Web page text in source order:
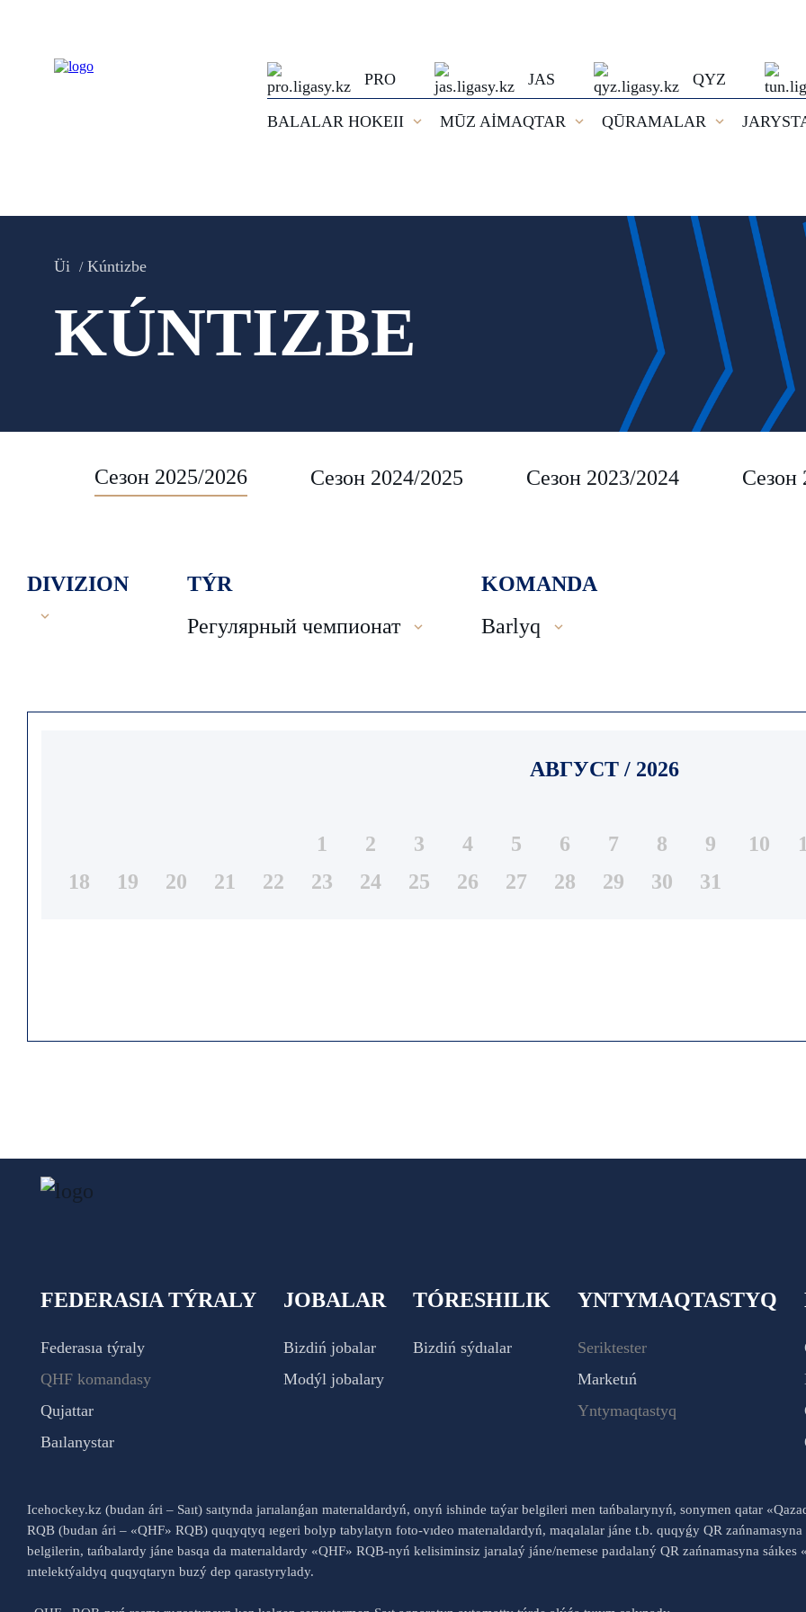
PRO JAS QYZ
BALALAR HOKEII
MŪZ AİMAQTAR QŪRAMALAR
Üi Kúntizbe
KÚNTIZBE
Сезон 2025/2026 Сезон 2024/2025 Сезон 2023/2024 Сезон
DIVIZION
TÝR
Регулярный чемпионат
KOMANDA
Barlyq
АВГУСТ / 2026
1 2 3 4 5 6 7 8 9 10
18
19 20 21 22 23 24 25 26 27 28 29 30 31
FEDERASIA TÝRALY
Federasıa týraly
QHF komandasy
Qujattar
Baılanystar
JOBALAR
Bizdiń jobalar
Modýl jobalary
TÓRESHILIK
Bizdiń sýdıalar
YNTYMAQTASTYQ
Seriktester
Marketıń
Yntymaqtastyq
Icehockey.kz (budan ári – Saıt) saıtynda jarıalanǵan materıaldardyń, onyń ishinde taýar belgileri men tańbalarynyń, sonymen qatar
RQB (budan ári – «QHF» RQB) quqyqtyq ıegeri bolyp tabylatyn foto-vıdeo materıaldardyń, maqalalar jáne t.b. quqyǵy QR zańnamasyna
belgilerin, tańbalardy jáne basqa da materıaldardy «QHF» RQB-nyń kelisiminsiz jarıalaý jáne/nemese paıdalaný QR zańnamasyna sáıkes
ıntelektýaldyq quqyqtaryn buzý dep qarastyrylady.